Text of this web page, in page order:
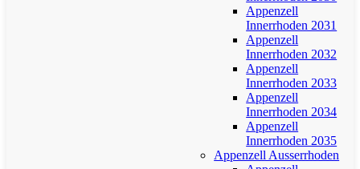
Appenzell
Innerrhoden 2031
Appenzell
Innerrhoden 2032
Appenzell
Innerrhoden 2033
Appenzell
Innerrhoden 2034
Appenzell
Innerrhoden 2035
Appenzell Ausserrhoden